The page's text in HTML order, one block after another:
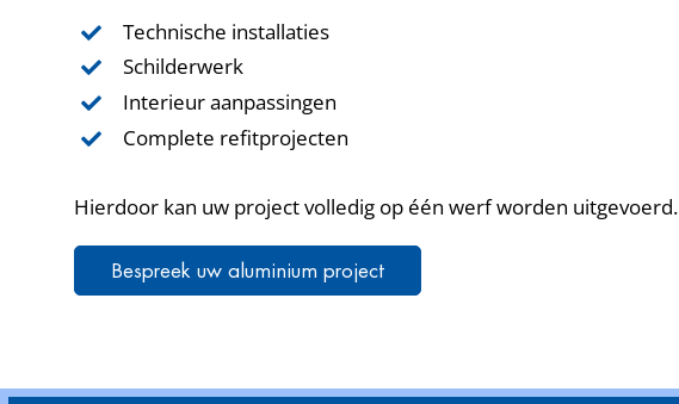
Technische installaties
Schilderwerk
Interieur aanpassingen
Complete refitprojecten
Hierdoor kan uw project volledig op één werf worden uitgevoerd.
Bespreek uw aluminium project